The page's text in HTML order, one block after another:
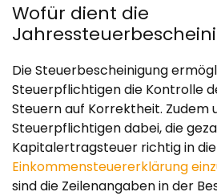
Wofür dient die
Die Steuerbescheinigung
Steuerpflichtigen die Kontrolle
Steuern auf Korrektheit. Zudem
Steuerpflichtigen dabei, die
Kapitalertragsteuer richtig in
Einkommensteuererklärung
sind die Zeilenangaben in der